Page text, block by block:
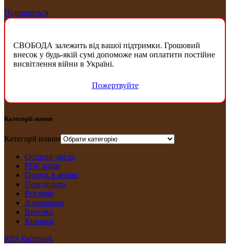
Підпишіться
СВОБОДА залежить від вашої підтримки. Грошовий
внесок у будь-якій сумі допоможе нам оплатити постійне
висвітлення війни в Україні.
Пожертвуйте
Категорії новин
Категорії новин
Останні числа
PDF архів
Пошук в архіві
Передплата
Рекляма
Альманахи
Веселка
Книжки
RSS Facebook